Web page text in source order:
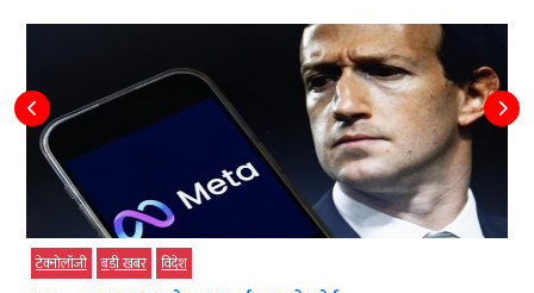
टेक्‍नोलॉजी बड़ी खबर विदेश